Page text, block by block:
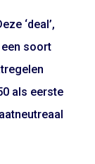
‘deal’,
soort
als eerste